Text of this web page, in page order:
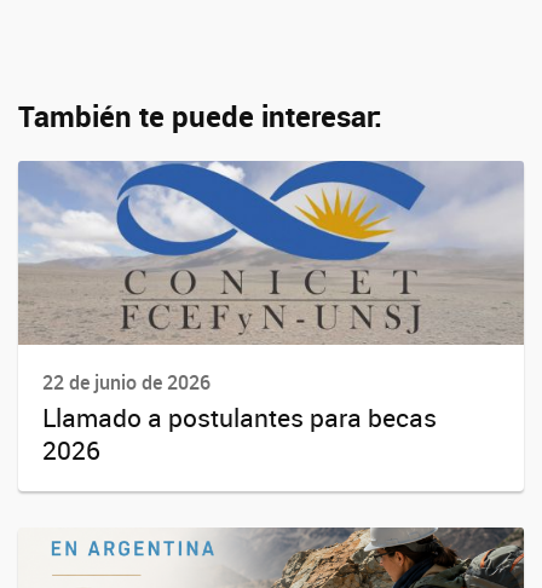
También te puede interesar:
22 de junio de 2026
Llamado a postulantes para becas
2026